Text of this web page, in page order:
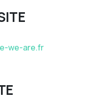
we-are.fr